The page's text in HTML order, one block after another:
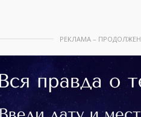
РЕКЛАМА –